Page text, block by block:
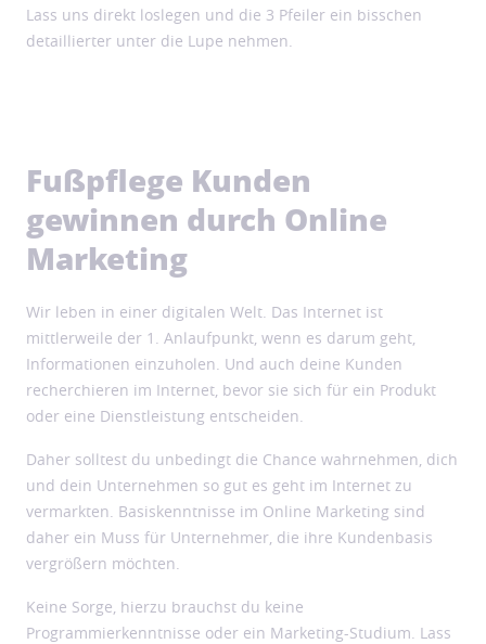
Lass uns direkt loslegen und die 3 Pfeiler ein bisschen
detaillierter unter die Lupe nehmen.
Fußpflege Kunden
gewinnen durch Online
Marketing
Wir leben in einer digitalen Welt. Das Internet ist
mittlerweile der 1. Anlaufpunkt, wenn es darum geht,
Informationen einzuholen. Und auch deine Kunden
recherchieren im Internet, bevor sie sich für ein Produkt
oder eine Dienstleistung entscheiden.
Daher solltest du unbedingt die Chance wahrnehmen, dich
und dein Unternehmen so gut es geht im Internet zu
vermarkten. Basiskenntnisse im Online Marketing sind
daher ein Muss für Unternehmer, die ihre Kundenbasis
vergrößern möchten.
Keine Sorge, hierzu brauchst du keine
Programmierkenntnisse oder ein Marketing-Studium. Lass